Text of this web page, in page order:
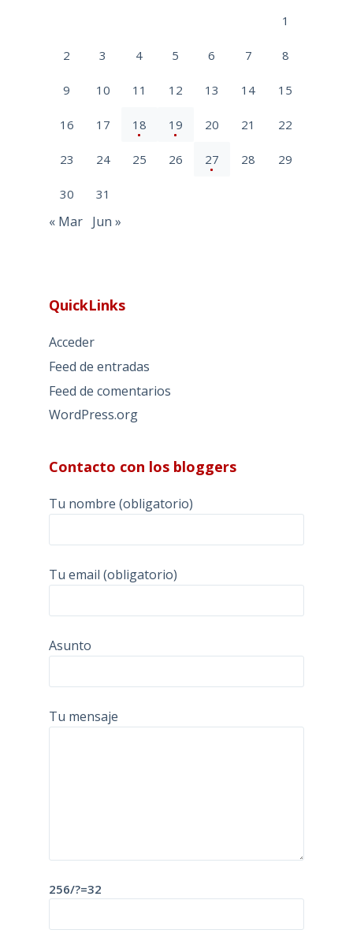
1
2 3 4 5 6 7 8
9 10 11 12 13 14 15
16 17 18 19 20 21 22
23 24 25 26 27 28 29
30 31
« Mar Jun »
QuickLinks
Acceder
Feed de entradas
Feed de comentarios
WordPress.org
Contacto con los bloggers
Tu nombre (obligatorio)
Tu email (obligatorio)
Asunto
Tu mensaje
256/?=32